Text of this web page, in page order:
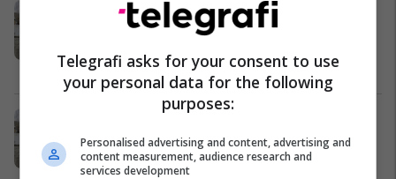
Dëmtohet tubacioni në sheshin”
Adem Jashari”, mbesin pa ujë disa
Prishtina 17/03/2018
Fillon rregullimi i sheshit "Adem
Jashari" (Foto)
Komunat 13/03/2018
Telegrafi asks for your consent to use
your personal data for the following
purposes:
Personalised advertising and content, advertising and
content measurement, audience research and
services development